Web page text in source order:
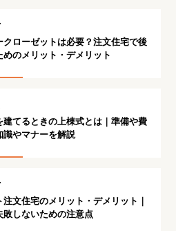
クローゼットは必要？注文住宅で後
めのメリット・デメリット
建てるときの上棟式とは｜準備や費
識やマナーを解説
注文住宅のメリット・デメリット｜
敗しないための注意点